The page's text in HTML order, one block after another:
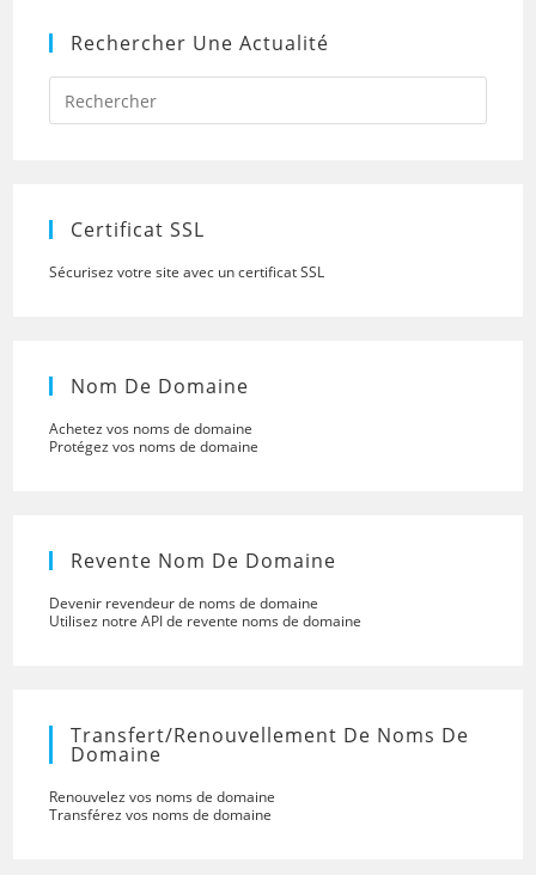
Rechercher Une Actualité
Press
to
Certificat SSL
Sécurisez votre site avec un certificat SSL
Nom De Domaine
Achetez vos noms de domaine
Protégez vos noms de domaine
Revente Nom De Domaine
Devenir revendeur de noms de domaine
Utilisez notre API de revente noms de domaine
Transfert/renouvellement De Noms De
Domaine
Renouvelez vos noms de domaine
Transférez vos noms de domaine